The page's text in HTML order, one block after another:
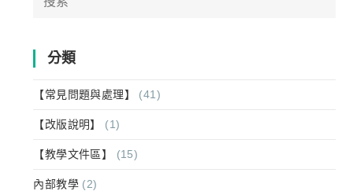
分類
【常見問題與處理】 (41)
【改版說明】 (1)
【教學文件區】 (15)
內部教學 (2)